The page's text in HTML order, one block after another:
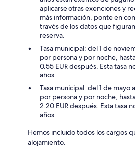
aplicarse otras exenciones y
más información, ponte en
través de los datos que
reserva.
Tasa municipal: del 1 de
por persona y por noche,
0.55 EUR después. Esta tasa
años.
Tasa municipal: del 1 de mayo
por persona y por noche,
2.20 EUR después. Esta tasa
años.
Hemos incluido todos los cargos
alojamiento.